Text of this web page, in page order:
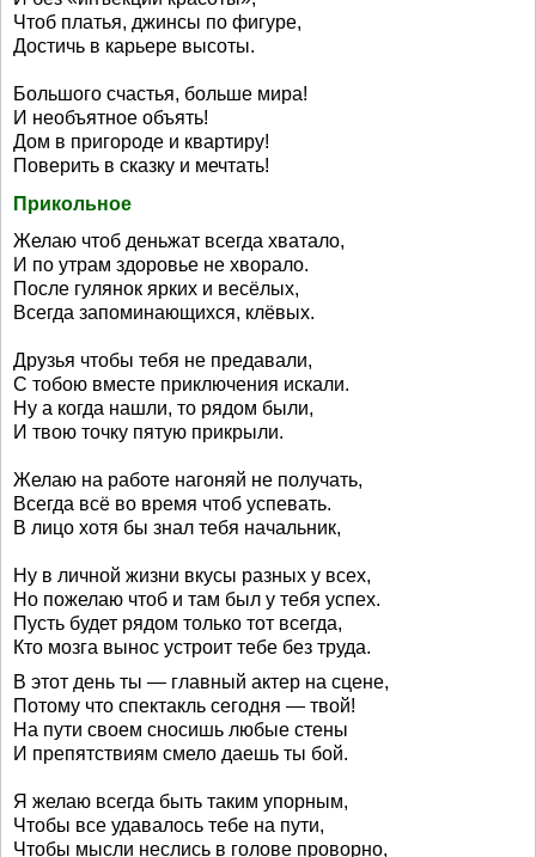
Чтоб платья, джинсы по фигуре,
Достичь в карьере высоты.
Большого счастья, больше мира!
И необъятное объять!
Дом в пригороде и квартиру!
Поверить в сказку и мечтать!
Прикольное
Желаю чтоб деньжат всегда хватало,
И по утрам здоровье не хворало.
После гулянок ярких и весёлых,
Всегда запоминающихся, клёвых.
Друзья чтобы тебя не предавали,
С тобою вместе приключения искали.
Ну а когда нашли, то рядом были,
И твою точку пятую прикрыли.
Желаю на работе нагоняй не получать,
Всегда всё во время чтоб успевать.
В лицо хотя бы знал тебя начальник,
Ну в личной жизни вкусы разных у всех,
Но пожелаю чтоб и там был у тебя успех.
Пусть будет рядом только тот всегда,
Кто мозга вынос устроит тебе без труда.
В этот день ты — главный актер на сцене,
Потому что спектакль сегодня — твой!
На пути своем сносишь любые стены
И препятствиям смело даешь ты бой.
Я желаю всегда быть таким упорным,
Чтобы все удавалось тебе на пути,
Чтобы мысли неслись в голове проворно,